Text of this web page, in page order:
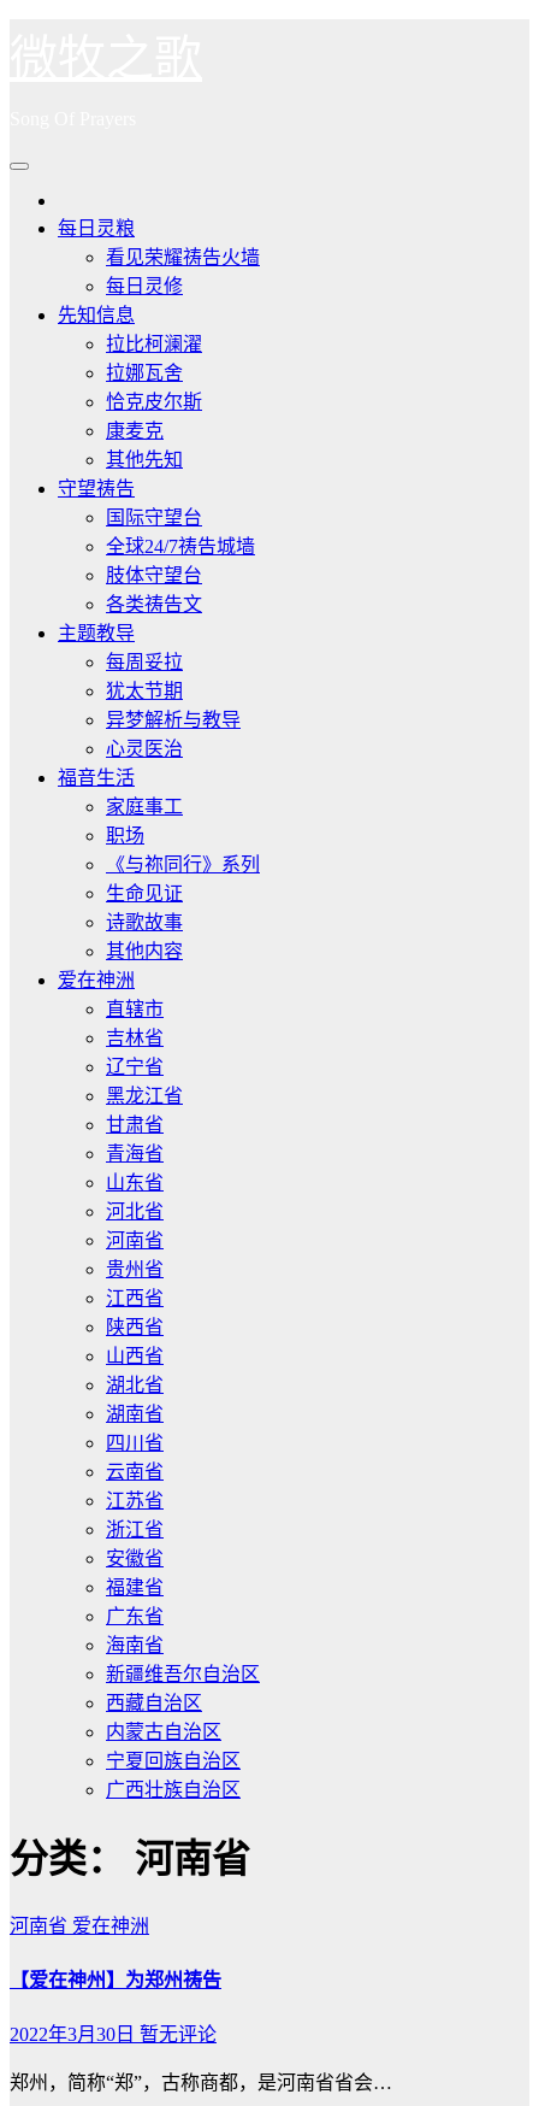
每日灵粮
看见荣耀祷告火墙
每日灵修
先知信息
拉比柯澜濯
拉娜瓦舍
恰克皮尔斯
康麦克
其他先知
守望祷告
国际守望台
全球24/7祷告城墙
肢体守望台
各类祷告文
主题教导
每周妥拉
犹太节期
异梦解析与教导
心灵医治
福音生活
家庭事工
职场
《与祢同行》系列
生命见证
诗歌故事
其他内容
爱在神洲
直辖市
吉林省
辽宁省
黑龙江省
甘肃省
青海省
山东省
河北省
河南省
贵州省
江西省
陕西省
山西省
湖北省
湖南省
四川省
云南省
江苏省
浙江省
安徽省
福建省
广东省
海南省
新疆维吾尔自治区
西藏自治区
内蒙古自治区
宁夏回族自治区
广西壮族自治区
分类： 河南省
河南省 爱在神洲
【爱在神州】为郑州祷告
2022年3月30日 暂无评论
郑州，简称“郑”，古称商都，是河南省省会…